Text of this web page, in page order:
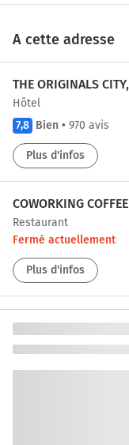
A cette adresse
Hôtel
7,8 Bien • 970 avis
Plus d'infos
COWORKING COFFEE
Restaurant
Fermé actuellement
Plus d'infos